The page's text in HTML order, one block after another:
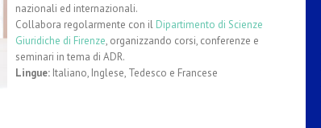
nazionali ed internazionali.
Collabora regolarmente con il Dipartimento di Scienze
Giuridiche di Firenze, organizzando corsi, conferenze e
seminari in tema di ADR.
Lingue:Italiano, Inglese, Tedesco e Francese